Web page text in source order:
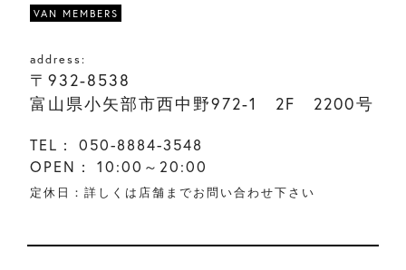
VAN MEMBERS
address:
〒932-8538
富山県小矢部市西中野972-1 2F 2200号
TEL：
050-8884-3548
OPEN：
10:00～20:00
定休日：詳しくは店舗までお問い合わせ下さい